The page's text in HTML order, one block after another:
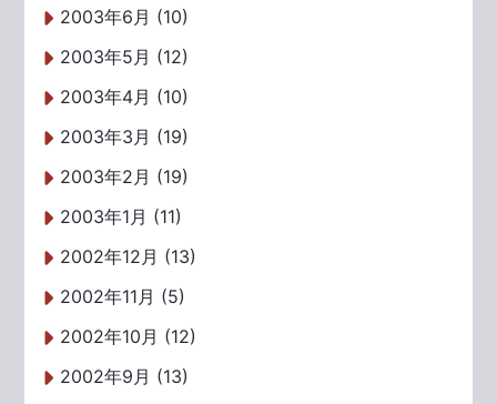
2003年6月 (10)
2003年5月 (12)
2003年4月 (10)
2003年3月 (19)
2003年2月 (19)
2003年1月 (11)
2002年12月 (13)
2002年11月 (5)
2002年10月 (12)
2002年9月 (13)